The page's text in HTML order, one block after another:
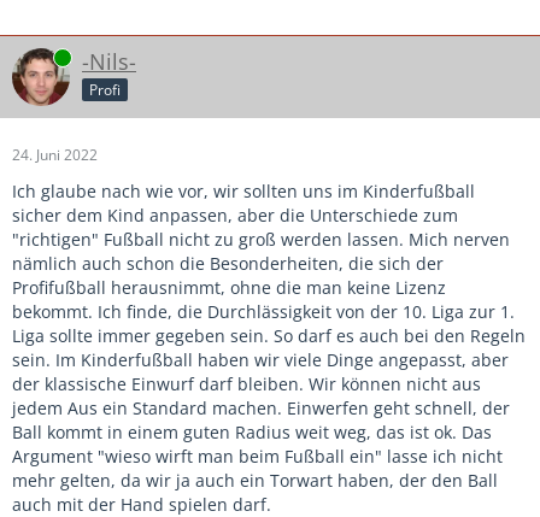
Online -Nils-
Profi
24. Juni 2022
Ich glaube nach wie vor, wir sollten uns im Kinderfußball
sicher dem Kind anpassen, aber die Unterschiede zum
"richtigen" Fußball nicht zu groß werden lassen. Mich nerven
nämlich auch schon die Besonderheiten, die sich der
Profifußball herausnimmt, ohne die man keine Lizenz
bekommt. Ich finde, die Durchlässigkeit von der 10. Liga zur 1.
Liga sollte immer gegeben sein. So darf es auch bei den Regeln
sein. Im Kinderfußball haben wir viele Dinge angepasst, aber
der klassische Einwurf darf bleiben. Wir können nicht aus
jedem Aus ein Standard machen. Einwerfen geht schnell, der
Ball kommt in einem guten Radius weit weg, das ist ok. Das
Argument "wieso wirft man beim Fußball ein" lasse ich nicht
mehr gelten, da wir ja auch ein Torwart haben, der den Ball
auch mit der Hand spielen darf.